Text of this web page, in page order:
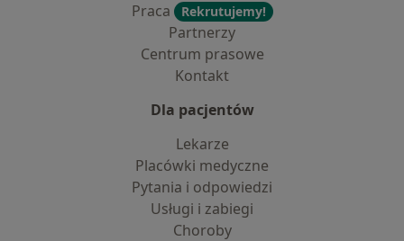
Praca
Rekrutujemy!
Partnerzy
Centrum prasowe
Kontakt
Dla pacjentów
Lekarze
Placówki medyczne
Pytania i odpowiedzi
Usługi i zabiegi
Choroby